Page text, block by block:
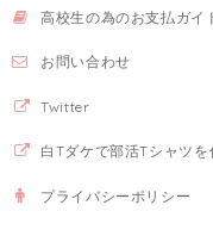
高校生の為のお支払ガイ
お問い合わせ
Twitter
白Tダケで部活Tシャツを
プライバシーポリシー